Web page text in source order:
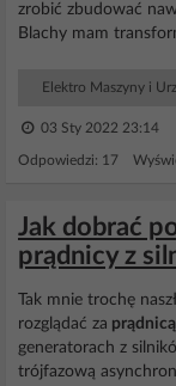
zrobić zbudować
Blachy mam
Elektro Maszyny i
03 Sty 2022 23:14
Odpowiedzi: 17
Jak dobrać
prądnicy z
Tak mnie trochę
rozglądać za prądnicą
generatorach z
trójfazową